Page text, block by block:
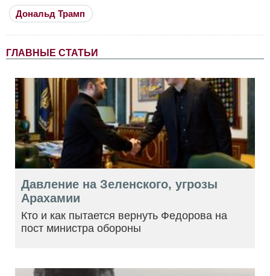
Дональд Трамп
ГЛАВНЫЕ СТАТЬИ
Давление на Зеленского, угрозы
Арахамии
Кто и как пытается вернуть Федорова на
пост министра обороны